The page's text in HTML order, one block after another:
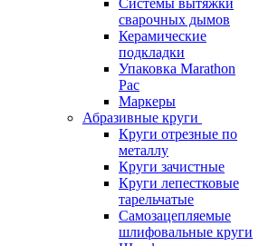
Системы вытяжки
сварочных дымов
Керамические
подкладки
Упаковка Marathon
Pac
Маркеры
Абразивные круги
Круги отрезные по
металлу
Круги зачистные
Круги лепестковые
тарельчатые
Самозацепляемые
шлифовальные круги